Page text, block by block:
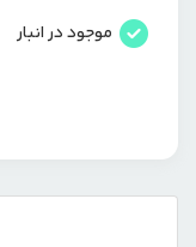
موجود در انبار